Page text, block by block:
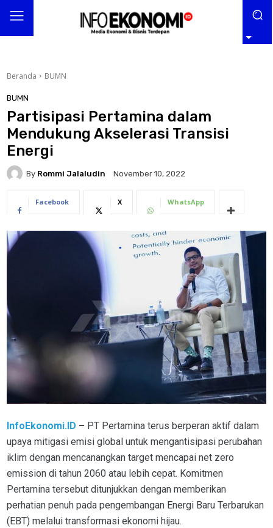
Beranda BUMN
BUMN
Partisipasi Pertamina dalam
Mendukung Akselerasi Transisi
Energi
By Rommi Jalaludin November 10, 2022
Facebook X WhatsApp
InfoEkonomi.ID – PT Pertamina terus berperan aktif dalam
upaya mitigasi emisi global untuk mengantisipasi perubahan
iklim dengan mencanangkan target mencapai net zero
emission di tahun 2060 atau lebih cepat. Komitmen
Pertamina tersebut ditunjukkan dengan memberikan
perhatian penuh pada pengembangan Energi Baru Terbarukan
(EBT) melalui transformasi ekonomi hijau.